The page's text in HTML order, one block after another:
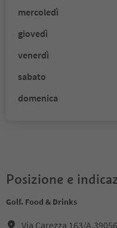
mercoledì
giovedì
venerdì
sabato
domenica
Posizione e
Golf. Food & Drinks
Via Carezza 163/